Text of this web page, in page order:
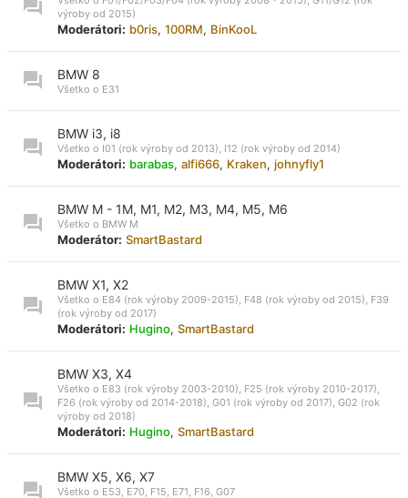
výroby od 2015)
Moderátori: b0ris, 100RM, BinKooL
BMW 8
Všetko o E31
BMW i3, i8
Všetko o I01 (rok výroby od 2013), I12 (rok výroby od 2014)
Moderátori: barabas, alfi666, Kraken, johnyfly1
BMW M - 1M, M1, M2, M3, M4, M5, M6
Všetko o BMW M
Moderátor: SmartBastard
BMW X1, X2
Všetko o E84 (rok výroby 2009-2015), F48 (rok výroby od 2015), F39
(rok výroby od 2017)
Moderátori: Hugino, SmartBastard
BMW X3, X4
Všetko o E83 (rok výroby 2003-2010), F25 (rok výroby 2010-2017),
F26 (rok výroby od 2014-2018), G01 (rok výroby od 2017), G02 (rok
výroby od 2018)
Moderátori: Hugino, SmartBastard
BMW X5, X6, X7
Všetko o E53, E70, F15, E71, F16, G07